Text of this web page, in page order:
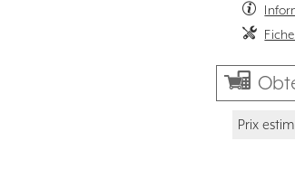
Prix